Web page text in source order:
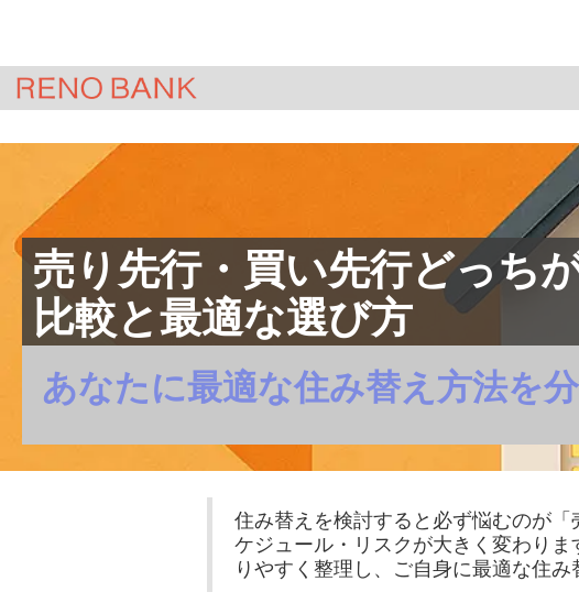
売り先行・買い先行どっち
比較と最適な選び方
あなたに最適な住み替え方法を
住み替えを検討すると必ず悩むのが
ケジュール・リスクが大きく変わり
りやすく整理し、ご自身に最適な住